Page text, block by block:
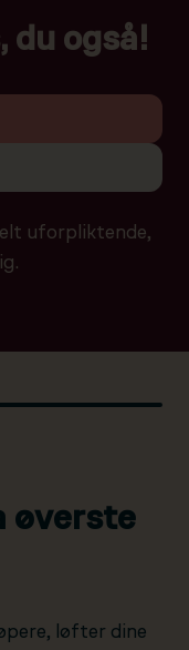
du også!
uforpliktende,
øverste
løfter dine